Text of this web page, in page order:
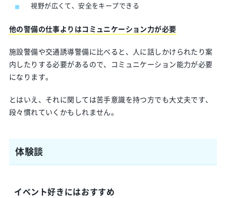
視野が広くて、安全をキープできる
他の警備の仕事よりはコミュニケーション力が必要
施設警備や交通誘導警備に比べると、人に話しかけられたり案
内したりする必要があるので、コミュニケーション能力が必要
になります。
とはいえ、それに関しては苦手意識を持つ方でも大丈夫です、
段々慣れていくかもしれません。
体験談
イベント好きにはおすすめ